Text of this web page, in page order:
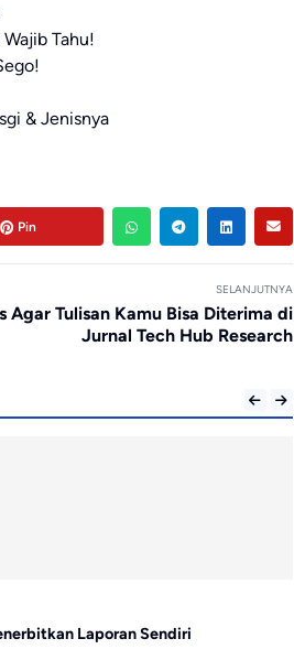
Tahu!
& Jenisnya
Pin
SELANJUTNYA
Agar Tulisan Kamu Bisa Diterima di
Jurnal Tech Hub Research
Laporan Sendiri